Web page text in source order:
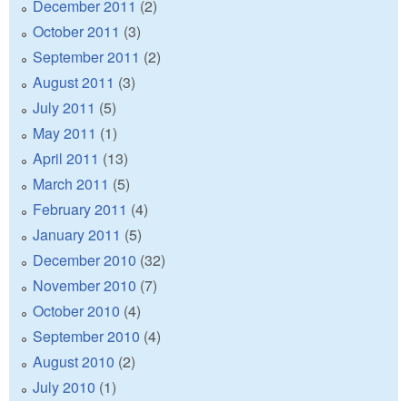
December 2011 (2)
October 2011 (3)
September 2011 (2)
August 2011 (3)
July 2011 (5)
May 2011 (1)
April 2011 (13)
March 2011 (5)
February 2011 (4)
January 2011 (5)
December 2010 (32)
November 2010 (7)
October 2010 (4)
September 2010 (4)
August 2010 (2)
July 2010 (1)